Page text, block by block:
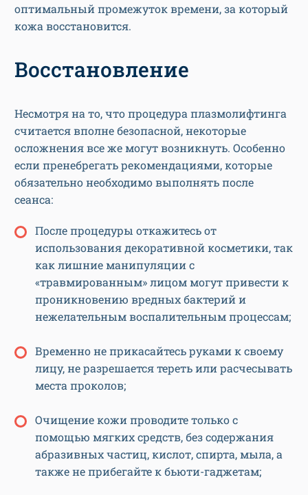
оптимальный промежуток времени, за который
кожа восстановится.
Восстановление
Несмотря на то, что процедура плазмолифтинга
считается вполне безопасной, некоторые
осложнения все же могут возникнуть. Особенно
если пренебрегать рекомендациями, которые
обязательно необходимо выполнять после
сеанса:
После процедуры откажитесь от
использования декоративной косметики, так
как лишние манипуляции с
«травмированным» лицом могут привести к
проникновению вредных бактерий и
нежелательным воспалительным процессам;
Временно не прикасайтесь руками к своему
лицу, не разрешается тереть или расчесывать
места проколов;
Очищение кожи проводите только с
помощью мягких средств, без содержания
абразивных частиц, кислот, спирта, мыла, а
также не прибегайте к бьюти-гаджетам;